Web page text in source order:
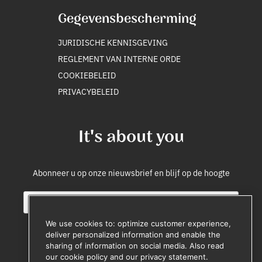
It's about you
Abonneer u op onze nieuwsbrief en blijf op de hoogte
SE
Registreren
Gegevensbescherming
JURIDISCHE KENNISGEVING
REGLEMENT VAN INTERNE ORDE
COOKIEBELEID
PRIVACYBELEID
We use cookies to: optimize customer experience,
deliver personalized information and enable the
sharing of information on social media. Also read
our cookie policy and our privacy statement.